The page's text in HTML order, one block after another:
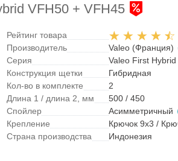
VFH50 + VFH45
Рейтинг товара
Производитель
Valeo (Франция)
Серия
Valeo First Hybrid
Конструкция щетки
Гибридная
Кол-во в комплекте
2
Длина 1 / длина 2, мм
500 / 450
Спойлер
Асимметричный
Крепление
Крючок 9x3 /
Страна производства
Индонезия